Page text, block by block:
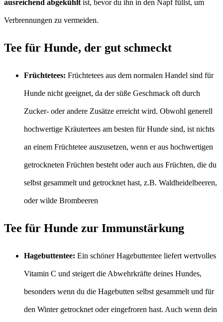
ausreichend abgekühlt ist, bevor du ihn in den Napf füllst, um
Verbrennungen zu vermeiden.
Tee für Hunde, der gut schmeckt
Früchtetees: Früchtetees aus dem normalen Handel sind für
Hunde nicht geeignet, da der süße Geschmack oft durch
Zucker- oder andere Zusätze erreicht wird. Obwohl generell
hochwertige Kräutertees am besten für Hunde sind, ist nichts
an einem Früchtetee auszusetzen, wenn er aus hochwertigen
getrockneten Früchten besteht oder auch aus Früchten, die du
selbst gesammelt und getrocknet hast, z.B. Waldheidelbeeren,
oder wilde Brombeeren
Tee für Hunde zur Immunstärkung
Hagebuttentee: Ein schöner Hagebuttentee liefert wertvolles
Vitamin C und steigert die Abwehrkräfte deines Hundes,
besonders wenn du die Hagebutten selbst gesammelt und für
den Winter getrocknet oder eingefroren hast. Auch wenn dein